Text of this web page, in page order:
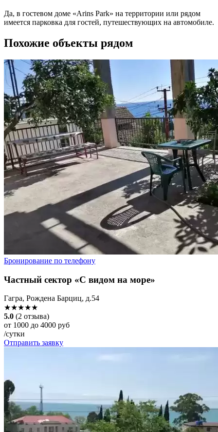
Да, в гостевом доме «Arins Park» на территории или рядом
имеется парковка для гостей, путешествующих на автомобиле.
Похожие объекты рядом
Бронирование по телефону
Частный сектор «С видом на море»
Гагра, Рождена Барциц, д.54
★★★★★
5.0 (2 отзыва)
от 1000 до 4000 руб
/сутки
Отправить заявку